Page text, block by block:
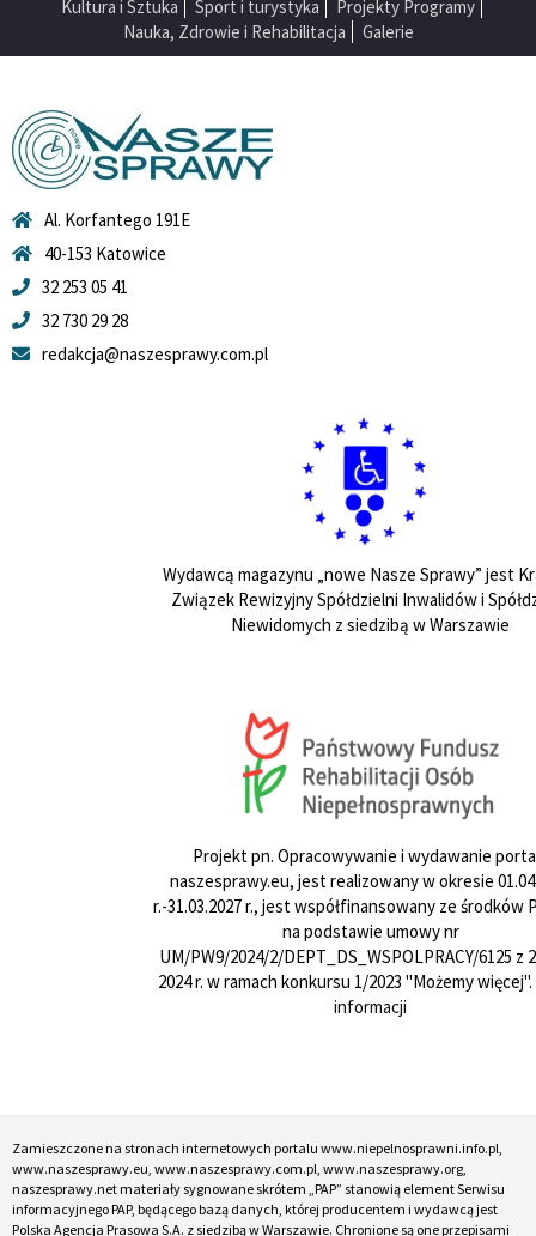
Kultura i Sztuka
Sport i turystyka
Projekty Programy
Nauka, Zdrowie i Rehabilitacja
Galerie
Al. Korfantego 191E
40-153 Katowice
32 253 05 41
32 730 29 28
redakcja@naszesprawy.com.pl
Wydawcą magazynu „nowe Nasze Sprawy” jest
Związek Rewizyjny Spółdzielni Inwalidów i
Niewidomych z siedzibą w Warszawie
Projekt pn. Opracowywanie i wydawanie
naszesprawy.eu, jest realizowany w okresie
r.-31.03.2027 r., jest współfinansowany ze środków
na podstawie umowy nr
UM/PW9/2024/2/DEPT_DS_WSPOLPRACY/6125 z
2024 r. w ramach konkursu 1/2023 "Możemy więcej".
informacji
Zamieszczone na stronach internetowych portalu www.niepelnosprawni.info.pl,
www.naszesprawy.eu, www.naszesprawy.com.pl, www.naszesprawy.org,
naszesprawy.net materiały sygnowane skrótem „PAP” stanowią element Serwisu
informacyjnego PAP, będącego bazą danych, której producentem i wydawcą jest
Polska Agencja Prasowa S.A. z siedzibą w Warszawie. Chronione są one przepisami